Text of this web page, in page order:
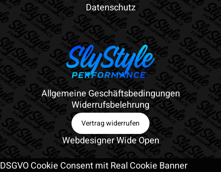
Datenschutz
Allgemeine Geschäftsbedingungen
Widerrufsbelehrung
Vertrag widerrufen
Webdesigner Wide Open
DSGVO Cookie Consent mit Real Cookie Banner